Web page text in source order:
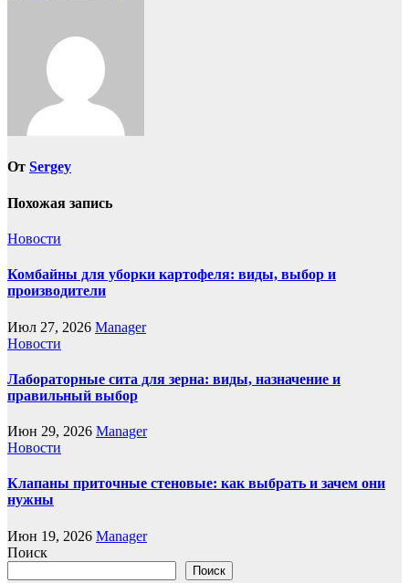
От Sergey
Похожая запись
Новости
Комбайны для уборки картофеля: виды, выбор и
производители
Июл 27, 2026 Manager
Новости
Лабораторные сита для зерна: виды, назначение и
правильный выбор
Июн 29, 2026 Manager
Новости
Клапаны приточные стеновые: как выбрать и зачем они
нужны
Июн 19, 2026 Manager
Поиск
Поиск